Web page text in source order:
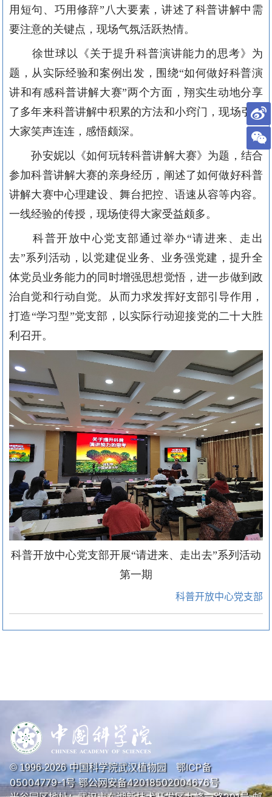
用短句、巧用修辞”八大要素，讲述了科普讲解中需
要注意的关键点，现场气氛活跃热情。
徐世球以《关于提升科普演讲能力的思考》为
题，从实际经验和案例出发，围绕“如何做好科普演
讲和有感科普讲解大赛”两个方面，翔实生动地分享
了多年来科普讲解中积累的方法和小窍门，现场引得
大家笑声连连，感悟颇深。
孙安妮以《如何玩转科普讲解大赛》为题，结合
参加科普讲解大赛的亲身经历，阐述了如何做好科普
讲解大赛中心理建设、舞台把控、语速从容等内容。
一线经验的传授，现场使得大家受益颇多。
科普开放中心党支部通过举办“请进来、走出
去”系列活动，以 党建促业务、业务强党建， 提升全
体党员业务能力的同时增强思想觉悟，进一步做到政
治自觉和行动自觉。从而力求发挥好支部引导作用，
打造“学习型”党支部，以实际行动迎接党的二十大胜
利召开。
科普开放中心党支部开展“请进来、走出去”系列活动
第一期
科普开放中心党支部
© 1996-2026中国科学院武汉植物园 鄂ICP备
05004779-1号鄂公网安备42018502004676号